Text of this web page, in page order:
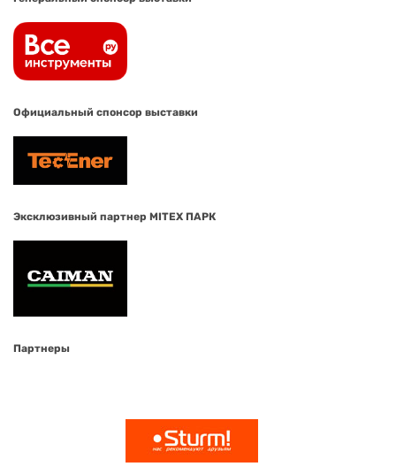
Официальный спонсор выставки
Эксклюзивный партнер MITEX ПАРК
Партнеры